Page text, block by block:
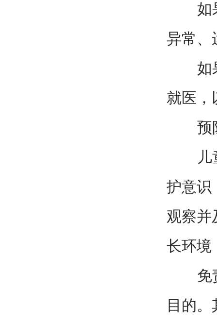
如果
异常、
如果
就医，
预防
儿童
护意识
观察并
长环境
免责
目的